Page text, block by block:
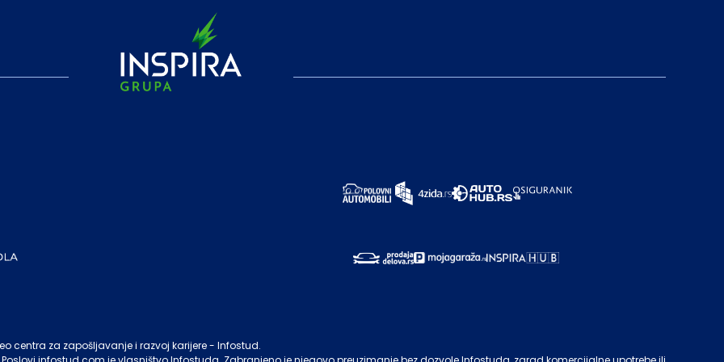
centra za zapošljavanje i razvoj karijere - Infostud.